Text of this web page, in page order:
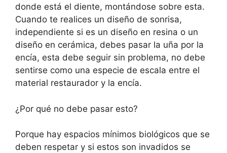
donde está el diente, montándose sobre esta.
Cuando te realices un diseño de sonrisa,
independiente si es un diseño en resina o un
diseño en cerámica, debes pasar la uña por la
encía, esta debe seguir sin problema, no debe
sentirse como una especie de escala entre el
material restaurador y la encía.
¿Por qué no debe pasar esto?
Porque hay espacios mínimos biológicos que se
deben respetar y si estos son invadidos se